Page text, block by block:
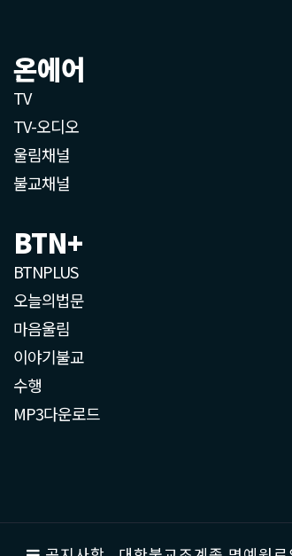
온에어
TV
TV-오디오
울림채널
불교채널
BTN+
BTNPLUS
오늘의법문
마음울림
이야기불교
수행
MP3다운로드